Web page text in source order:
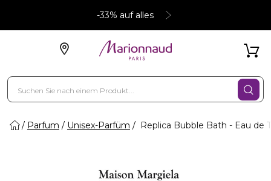
-33% auf alles
Parfum Unisex-Parfüm Replica Bubble Bath - Eau de